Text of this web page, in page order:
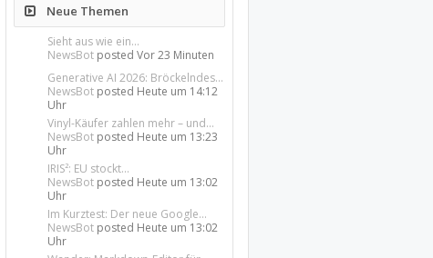
Neue Themen
Sieht aus wie ein...
NewsBot postedVor 23 Minuten
Generative AI 2026: Bröckelndes...
NewsBot posted Heute um 14:12
Uhr
Vinyl-Käufer zahlen mehr – und...
NewsBot posted Heute um 13:23
Uhr
IRIS²: EU stockt...
NewsBot posted Heute um 13:02
Uhr
Im Kurztest: Der neue Google...
NewsBot posted Heute um 13:02
Uhr